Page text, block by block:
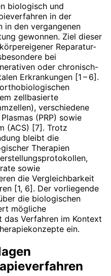
biologisch und
in der
in den vergangenen
gewonnen. Ziel dieser
Reparatur-
bei
oder chronisch-
Erkrankungen [1 – 6].
zellbasierte
verschiedene
(PRP) sowie
(ACS) [7]. Trotz
bleibt die
Therapien
sowie
die Vergleichbarkeit
[1, 6]. Der vorliegende
die biologischen
mögliche
das Verfahren im Kontext
ein.